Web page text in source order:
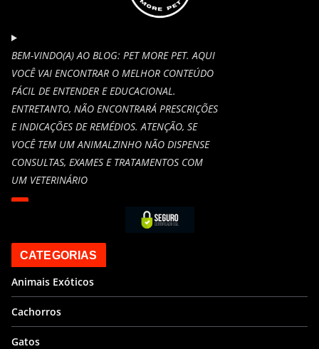
BEM-VINDO(A) AO BLOG: PET MORE PET. AQUI
VOCÊ VAI ENCONTRAR O MELHOR CONTEÚDO
FÁCIL DE ENTENDER E EDUCACIONAL.
ENTRETANTO, NÃO ENCONTRARÁ PRESCRIÇÕES
E INDICAÇÕES DE REMÉDIOS. ATENÇÃO, SE
VOCÊ TEM UM ANIMALZINHO NÃO DISPENSE
CONSULTAS, EXAMES E TRATAMENTOS COM
UM VETERINÁRIO
CATEGORIAS
Animais Exóticos
Cachorros
Gatos